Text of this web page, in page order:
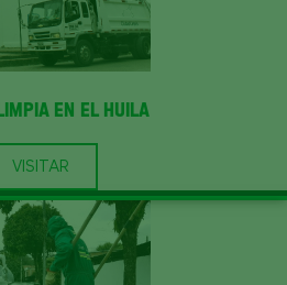
EN EL HUILA
VISITAR